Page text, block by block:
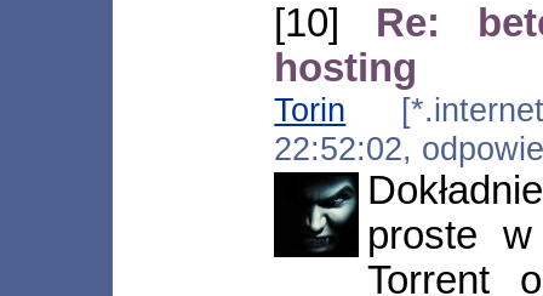
[10] Re:
hosting
Torin
22:52:02,
proste
Torrent